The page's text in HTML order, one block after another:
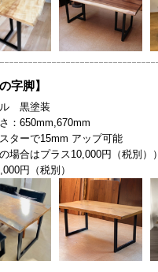
字脚】
黒塗装
：650mm,670mm
ターで15mm アップ可能
の場合はプラス10,000円（税別））
円（税別）